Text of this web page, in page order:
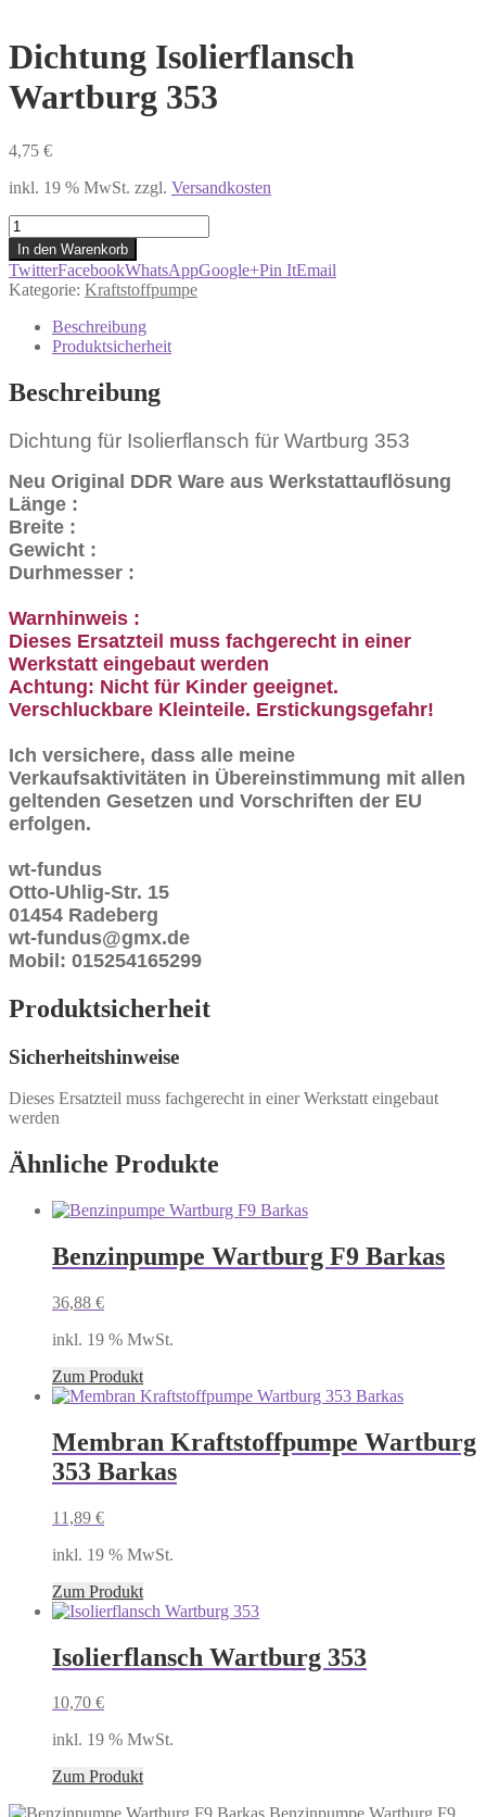
Dichtung Isolierflansch
Wartburg 353
4,75 €
inkl. 19 % MwSt. zzgl. Versandkosten
Dichtung
Isolierflansch
Wartburg
353
Menge
In den Warenkorb
TwitterFacebookWhatsAppGoogle+Pin ItEmail
Kategorie: Kraftstoffpumpe
Beschreibung
Produktsicherheit
Beschreibung
Dichtung für Isolierflansch für Wartburg 353
Neu Original DDR Ware aus Werkstattauflösung
Länge :
Breite :
Gewicht :
Durhmesser :
Warnhinweis :
Dieses Ersatzteil muss fachgerecht in einer
Werkstatt eingebaut werden
Achtung: Nicht für Kinder geeignet.
Verschluckbare Kleinteile. Erstickungsgefahr!
Ich versichere, dass alle meine
Verkaufsaktivitäten in Übereinstimmung mit allen
geltenden Gesetzen und Vorschriften der EU
erfolgen.
wt-fundus
Otto-Uhlig-Str. 15
01454 Radeberg
wt-fundus@gmx.de
Mobil: 015254165299
Produktsicherheit
Sicherheitshinweise
Dieses Ersatzteil muss fachgerecht in einer Werkstatt eingebaut
werden
Ähnliche Produkte
Benzinpumpe Wartburg F9 Barkas
36,88 €
inkl. 19 % MwSt.
Zum Produkt
Membran Kraftstoffpumpe Wartburg
353 Barkas
11,89 €
inkl. 19 % MwSt.
Zum Produkt
Isolierflansch Wartburg 353
10,70 €
inkl. 19 % MwSt.
Zum Produkt